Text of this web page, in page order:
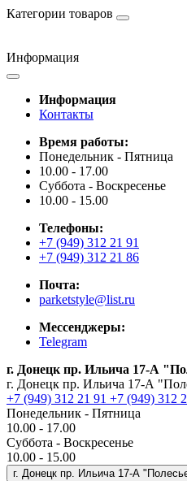
Категории товаров
Информация
Информация
Контакты
Время работы:
Понедельник - Пятница
10.00 - 17.00
Суббота - Воскресенье
10.00 - 15.00
Телефоны:
+7 (949) 312 21 91
+7 (949) 312 21 86
Почта:
parketstyle@list.ru
Мессенджеры:
Telegram
г. Донецк пр. Ильича 17-А
г. Донецк пр. Ильича 17-А
+7 (949) 312 21 91 +7 (949) 312
Понедельник - Пятница
10.00 - 17.00
Суббота - Воскресенье
10.00 - 15.00
г. Донецк пр. Ильича 17-А